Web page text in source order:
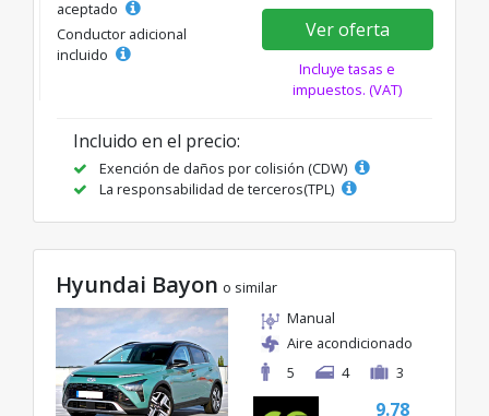
aceptado
Conductor adicional
incluido
Ver oferta
Incluye tasas e
impuestos. (VAT)
Incluido en el precio:
Exención de daños por colisión (CDW)
La responsabilidad de terceros(TPL)
Hyundai Bayon o similar
Manual
Aire acondicionado
5
4 3
9.78